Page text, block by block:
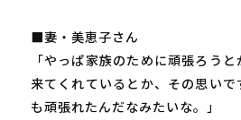
■妻・美恵子さん
「やっぱ家族のために頑張ろう
来てくれているとか、その思い
も頑張れたんだなみたいな。」